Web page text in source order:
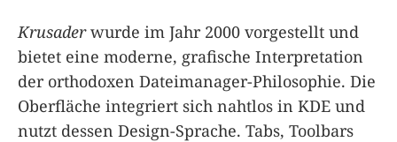
Krusaderwurde im Jahr 2000 vorgestellt und
bietet eine moderne, grafische Interpretation
der orthodoxen Dateimanager-Philosophie. Die
Oberfläche integriert sich nahtlos in KDE und
nutzt dessen Design-Sprache. Tabs, Toolbars